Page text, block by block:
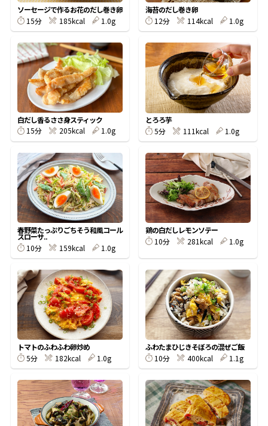
旨さ、別格。だし屋の鍋 韓福善シリーズ
サッと鍋® 楽チン鍋®
楽チン屋® ストレートつゆ
主菜レシピ
汁物レシピ
時短レシピ
おいしいレシピを商品から探す
かつお節レシピ
めんつゆレシピ
割烹白だしレシピ
レシピ特設サイト
割烹白だしレシピ特集
かつおだしが決め手！簡単茶碗蒸し
かつお節の削り方
かつお節・だしをもっと知る
ヤマキ かつお節プラス®
かつお節・だしを楽しむ
だしコミュ
キャンペーン一覧
企業情報
- 百年対話
- ヤマキ かつお節プラス®
採用情報
- ジョブリターン制
お問い合わせ
ヤマキお客様相談室
オンラインショップ
コミュニティサイト
Global
ソーセージで作るお花のだし巻き卵
15分
185kcal 1.0g
海苔のだし巻き卵
12分
114kcal 1.0g
白だし香るささ身スティック
15分
205kcal 1.0g
とろろ芋
5分
111kcal 1.0g
春野菜たっぷりごちそう和風コール
スローサ..
10分
159kcal 1.0g
鶏の白だしレモンソテー
10分
281kcal 1.0g
トマトのふわふわ卵炒め
5分
182kcal 1.0g
ふわたまひじきそぼろの混ぜご飯
10分
400kcal 1.1g